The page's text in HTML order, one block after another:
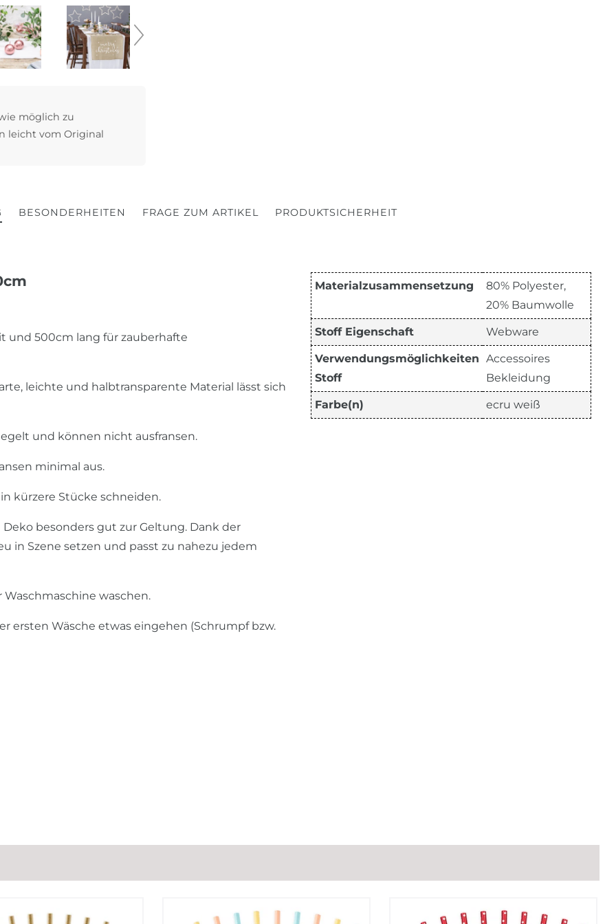
möglich zu
leicht vom Original
BESONDERHEITEN FRAGE ZUM ARTIKEL PRODUKTSICHERHEIT
und 500cm lang für zauberhafte
leichte und halbtransparente Material lässt sich
und können nicht ausfransen.
minimal aus.
kürzere Stücke schneiden.
besonders gut zur Geltung. Dank der
in Szene setzen und passt zu nahezu jedem
waschen.
ersten Wäsche etwas eingehen (Schrumpf bzw.
Materialzusammensetzung
80% Polyester,
20% Baumwolle
Stoff Eigenschaft Webware
Verwendungsmöglichkeiten
Stoff
Accessoires
Bekleidung
Farbe(n) ecru weiß